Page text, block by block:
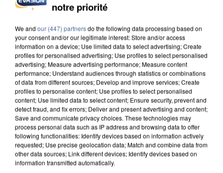
COULÉE DE BOUE EN HAUTE-SAVOIE
notre priorité
We and our (447) partnersdo the following data processing based on
your consent and/or our legitimate interest: Store and/or access
information on a device; Use limited data to select advertising; Create
profiles for personalised advertising; Use profiles to select personalised
advertising; Measure advertising performance; Measure content
performance; Understand audiences through statistics or combinations
of data from different sources; Develop and improve services; Create
profiles to personalise content; Use profiles to select personalised
content; Use limited data to select content; Ensure security, prevent and
detect fraud, and fix errors; Deliver and present advertising and content;
Save and communicate privacy choices. These technologies may
process personal data such as IP address and browsing data to offer
following functionalities: Identify devices based on information actively
requested; Use precise geolocation data; Match and combine data from
other data sources; Link different devices; Identify devices based on
information transmitted automatically.